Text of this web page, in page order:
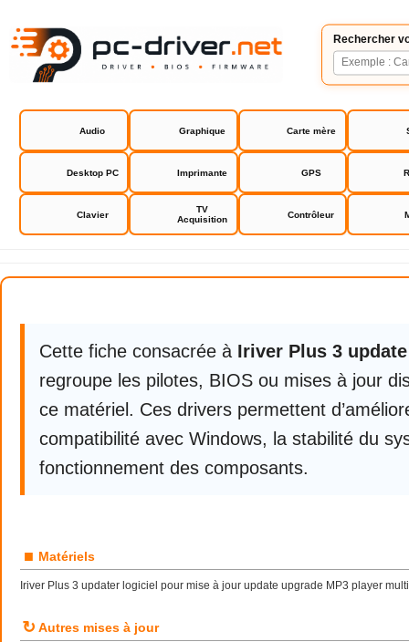
Rechercher
Audio Graphique Carte mère
Desktop PC Imprimante GPS
Clavier
TV
Acquisition
Contrôleur
Iriver Plus 3 update firmware
Cette fiche consacrée à Iriver Plus 3
regroupe les pilotes, BIOS ou mises à jour
ce matériel. Ces drivers permettent
compatibilité avec Windows, la stabilité du
fonctionnement des composants.
■ Matériels
Iriver Plus 3 updater logiciel pour mise à jour update upgrade MP3 player
↻ Autres mises à jour